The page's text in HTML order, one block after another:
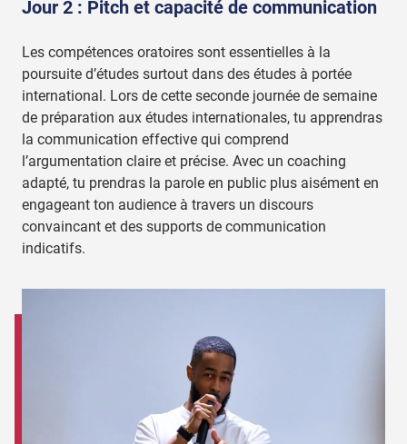
Jour 2 : Pitch et capacité de communication
Les compétences oratoires sont essentielles à la
poursuite d’études surtout dans des études à portée
international. Lors de cette seconde journée de semaine
de préparation aux études internationales, tu apprendras
la communication effective qui comprend
l’argumentation claire et précise. Avec un coaching
adapté, tu prendras la parole en public plus aisément en
engageant ton audience à travers un discours
convaincant et des supports de communication
indicatifs.